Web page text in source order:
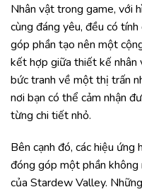
Nhân vật trong game, với
cùng đáng yêu, đều có
góp phần tạo nên một
kết hợp giữa thiết kế
bức tranh về một thị trấn
nơi bạn có thể cảm nhận
từng chi tiết nhỏ.
Bên cạnh đó, các hiệu ứng
đóng góp một phần không
của Stardew Valley.